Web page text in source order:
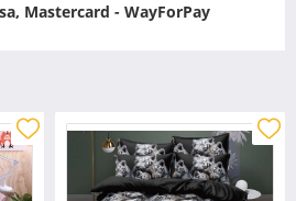
Mastercard - WayForPay